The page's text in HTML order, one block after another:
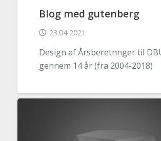
Blog med gutenberg
23.04 2021
Design af Årsberetnnger til
gennem 14 år (fra 2004-2018)